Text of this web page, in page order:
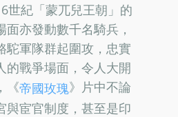
世紀「蒙兀兒王朝」的
亦發動數千名騎兵，
駝軍隊群起圍攻，忠實
的戰爭場面，令人大開
《帝國玫瑰》片中不論
與宦官制度，甚至是印